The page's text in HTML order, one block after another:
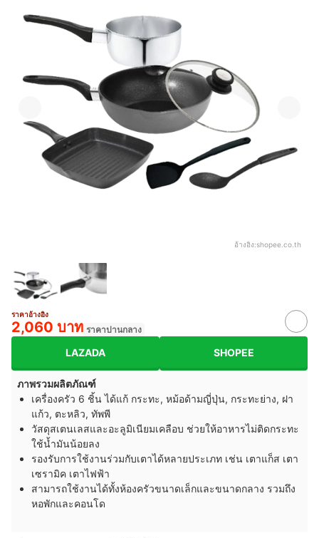
อ้างอิง:shopee.co.th
ราคาอ้างอิง
2,060 บาท ราคาปานกลาง
LAZADA SHOPEE
ภาพรวมผลิตภัณฑ์
เครื่องครัว 6 ชิ้น ได้แก้ กระทะ, หม้อด้ามญี่ปุ่น, กระทะย่าง, ฝา
แก้ว, ตะหลิว, ทัพพี
วัสดุสเตนเลสและอะลูมิเนียมเคลือบ ช่วยให้อาหารไม่ติดกระทะ
ใช้น้ำมันน้อยลง
รองรับการใช้งานร่วมกับเตาได้หลายประเภท เช่น เตาแก็ส เตา
เซรามิค เตาไฟฟ้า
สามารถใช้งานได้ทั้งห้องครัวขนาดเล็กและขนาดกลาง รวมถึง
หอพักและคอนโด